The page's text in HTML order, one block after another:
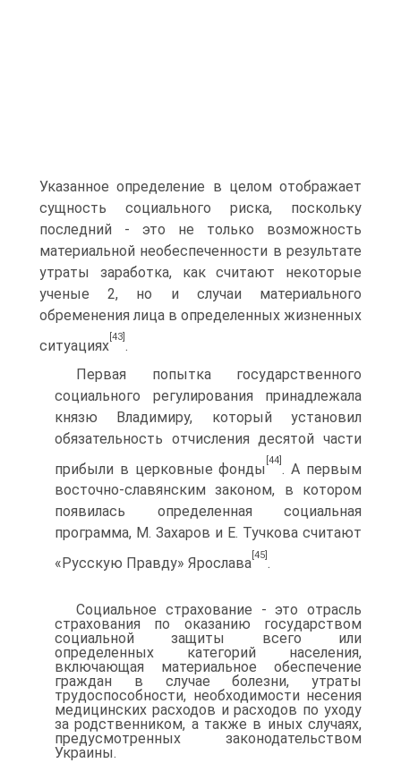
Указанное определе­ние в целом отображает
сущность социального риска, поскольку
последний - это не только возможность
материальной необеспе­ченности в результате
утраты заработка, как считают некоторые
ученые 2, но и случаи материального
обременения лица в опреде­ленных жизненных
ситуациях
[43]
.
Первая попытка государственного
социального регулирования принадлежала
князю Владимиру, который установил
обязательность отчисления десятой части
прибыли в церковные фонды
[44]
. А первым
восточно-славянским законом, в котором
появилась определенная социальная
программа, М. Захаров и Е. Тучкова считают
«Русскую Правду» Ярослава
[45]
.
Социальное страхование - это отрасль
страхования по оказа­нию государством
социальной защиты всего или
определенных ка­тегорий населения,
включающая материальное обеспечение
граж­дан в случае болезни, утраты
трудоспособности, необходимости несения
медицинских расходов и расходов по уходу
за родствен­ником, а также в иных случаях,
предусмотренных законодательст­вом
Украины.